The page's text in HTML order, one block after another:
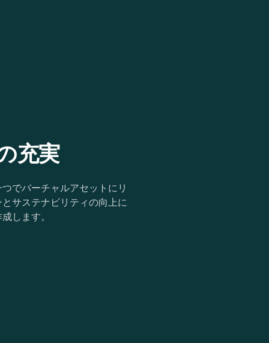
充実
でバーチャルアセットにリ
サステナビリティの向上に
します。